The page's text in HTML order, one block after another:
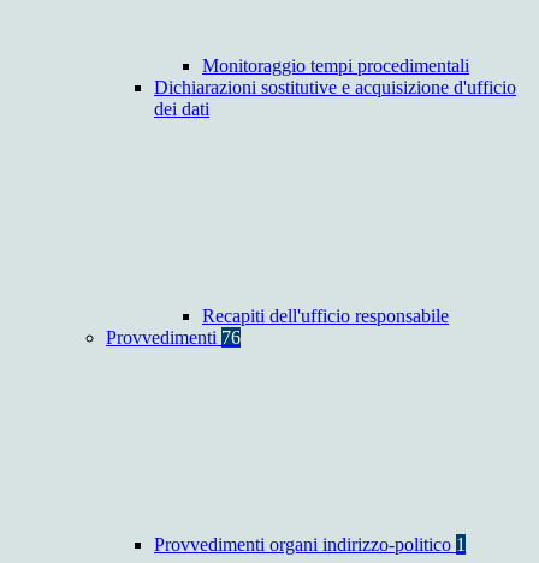
Monitoraggio tempi procedimentali
Dichiarazioni sostitutive e acquisizione d'ufficio
dei dati
Recapiti dell'ufficio responsabile
Provvedimenti 76
Provvedimenti organi indirizzo-politico 1